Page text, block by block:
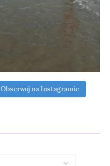
Obserwuj na Instagramie